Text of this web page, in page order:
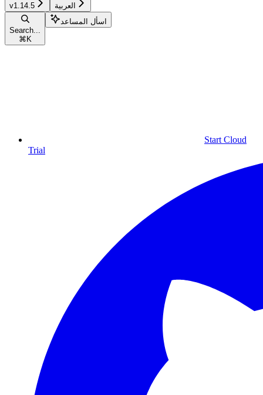
v1.14.5 العربية
Search...
⌘ K
اسأل المساعد
Start Cloud
Trial